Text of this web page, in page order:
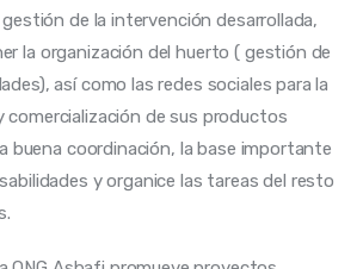
de la intervención desarrollada,
la organización del huerto ( gestión de
así como las redes sociales para la
de sus productos
buena coordinación, la base importante
y organice las tareas del resto